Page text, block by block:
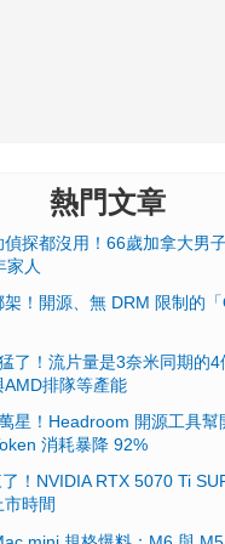
熱門文章
探都沒用！66歲加拿大男
家人
！開源、無 DRM 限制的
了！流片量是3奈米同期的
排隊等產能
星！Headroom 開源工具幫
消耗暴降 92%
！NVIDIA RTX 5070 Ti
時間